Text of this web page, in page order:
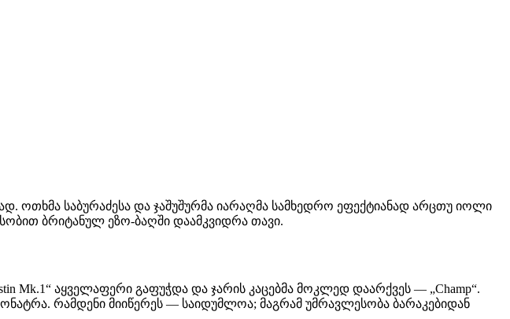
ოთხმა საბურაძესა და ჯაშუშურმა იარაღმა სამხედრო ეფექტიანად არცთუ იოლი
ბრიტანულ ეზო-ბაღში დაამკვიდრა თავი.
Mk.1“ აყველაფერი გაფუჭდა და ჯარის კაცებმა მოკლედ დაარქვეს — „Champ“.
რამდენი მიიწერეს — საიდუმლოა; მაგრამ უმრავლესობა ბარაკებიდან